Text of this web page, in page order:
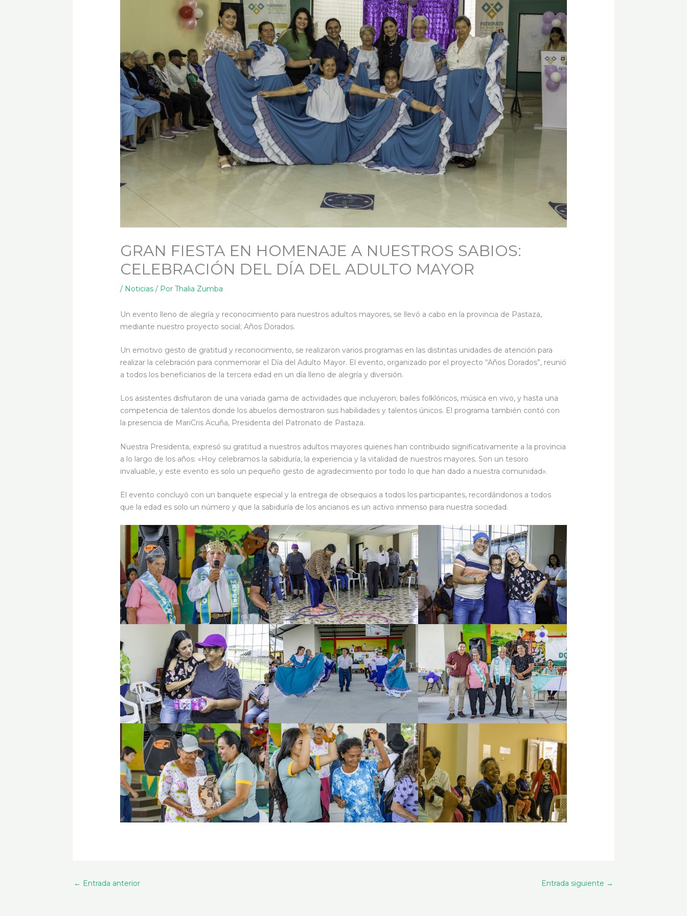
GRAN FIESTA EN HOMENAJE A NUESTROS SABIOS:
CELEBRACIÓN DEL DÍA DEL ADULTO MAYOR
/ Noticias / PorThalia Zumba
Un evento lleno de alegría y reconocimiento para nuestros adultos mayores, se llevó a cabo en la provincia de Pastaza,
mediante nuestro proyecto social; Años Dorados.
Un emotivo gesto de gratitud y reconocimiento, se realizaron varios programas en las distintas unidades de atención para
realizar la celebración para conmemorar el Día del Adulto Mayor. El evento, organizado por el proyecto “Años Dorados”, reunió
a todos los beneficiarios de la tercera edad en un día lleno de alegría y diversión.
Los asistentes disfrutaron de una variada gama de actividades que incluyeron; bailes folklóricos, música en vivo, y hasta una
competencia de talentos donde los abuelos demostraron sus habilidades y talentos únicos. El programa también contó con
la presencia de MariCris Acuña, Presidenta del Patronato de Pastaza.
Nuestra Presidenta, expresó su gratitud a nuestros adultos mayores quienes han contribuido significativamente a la provincia
a lo largo de los años: «Hoy celebramos la sabiduría, la experiencia y la vitalidad de nuestros mayores. Son un tesoro
invaluable, y este evento es solo un pequeño gesto de agradecimiento por todo lo que han dado a nuestra comunidad».
El evento concluyó con un banquete especial y la entrega de obsequios a todos los participantes, recordándonos a todos
que la edad es solo un número y que la sabiduría de los ancianos es un activo inmenso para nuestra sociedad.
← Entrada anterior Entrada siguiente →